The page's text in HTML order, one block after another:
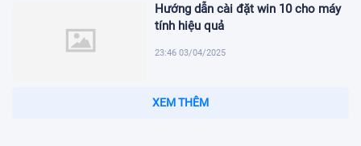
Hướng dẫn cài đặt win 10 cho máy
tính hiệu quả
23:46 03/04/2025